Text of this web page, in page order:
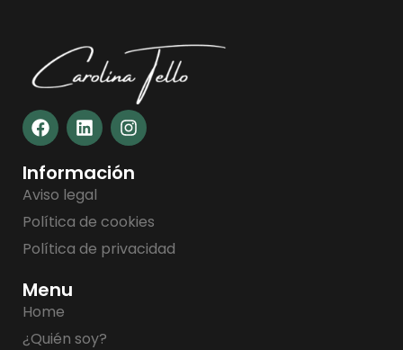
Información
Aviso legal
Política de cookies
Política de privacidad
Menu
Home
¿Quién soy?